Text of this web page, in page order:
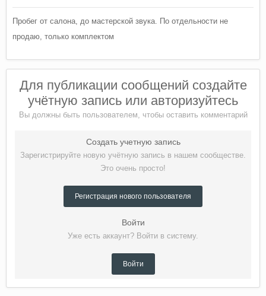
Пробег от салона, до мастерской звука. По отдельности не
продаю, только комплектом
Для публикации сообщений создайте
учётную запись или авторизуйтесь
Вы должны быть пользователем, чтобы оставить комментарий
Создать учетную запись
Зарегистрируйте новую учётную запись в нашем сообществе.
Это очень просто!
Регистрация нового пользователя
Войти
Уже есть аккаунт? Войти в систему.
Войти